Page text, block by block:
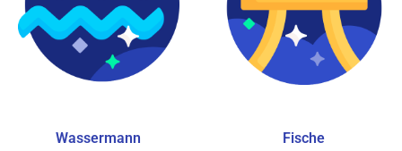
Wassermann Fische